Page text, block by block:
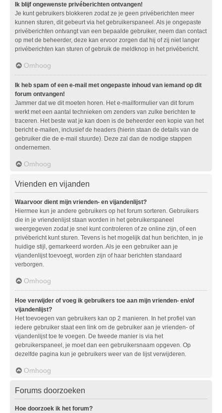
Ik blijf ongewenste privéberichten ontvangen!
Je kunt gebruikers blokkeren zodat ze je geen privéberichten meer
kunnen sturen, dit gebeurt via het gebruikerspaneel. Als je ongepaste
privéberichten ontvangt van een bepaalde gebruiker, neem dan contact
op met de beheerder, deze kan ervoor zorgen dat hij of zij niet langer
privéberichten kan sturen of gebruik de meldknop in het privébericht.
Omhoog
Ik heb spam of een e-mail met ongepaste inhoud van iemand op dit
forum ontvangen!
Jammer dat we dit moeten horen. Het e-mailformulier van dit forum
werkt met een aantal technieken om zenders van zulke berichten te
traceren. Het beste wat je kan doen is de beheerder een kopie van het
bericht e-mailen, inclusief de headers (hierin staan de details van de
gebruiker die de e-mail stuurde). Deze zal dan de nodige stappen
ondernemen.
Omhoog
Vrienden en vijanden
Waarvoor dient mijn vrienden- en vijandenlijst?
Hiermee kun je andere gebruikers op het forum sorteren. Gebruikers
die in je vriendenlijst staan worden in het gebruikerspaneel
weergegeven zodat je snel kunt controleren of ze online zijn, of een
privébericht kunt sturen. Tevens is het mogelijk dat hun berichten, in je
huidige stijl, gemarkeerd worden. Als je een gebruiker aan je
vijandenlijst toevoegt, worden zijn of haar berichten standaard
verborgen.
Omhoog
Hoe verwijder of voeg ik gebruikers toe aan mijn vrienden- en/of
vijandenlijst?
Het toevoegen van gebruikers kan op 2 manieren. In het profiel van
iedere gebruiker staat een link om de gebruiker aan je vrienden- of
vijandenlijst toe te voegen. De tweede manier is via het
gebruikerspaneel, je moet dan een gebruikersnaam opgeven. Op
dezelfde pagina kun je gebruikers weer van de lijst verwijderen.
Omhoog
Forums doorzoeken
Hoe doorzoek ik het forum?